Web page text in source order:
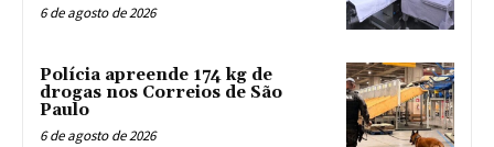
6 de agosto de 2026
Polícia apreende 174 kg de
drogas nos Correios de São
Paulo
6 de agosto de 2026